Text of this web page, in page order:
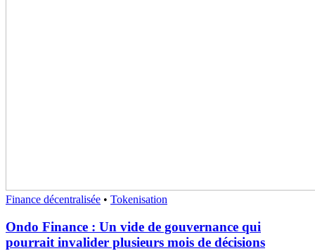
Finance décentralisée • Tokenisation
Ondo Finance : Un vide de gouvernance qui
pourrait invalider plusieurs mois de décisions